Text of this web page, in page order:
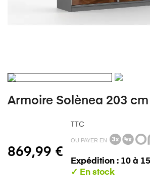
Armoire Solènea 203
869,99 €
TTC
OU PAYER EN
Expédition : 10 à